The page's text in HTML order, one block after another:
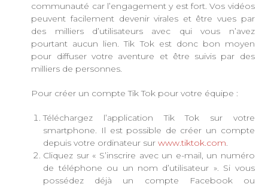
communauté car l’engagement y est fort. Vos vidéos
peuvent facilement devenir virales et être vues par
des milliers d’utilisateurs avec qui vous n’avez
pourtant aucun lien. Tik Tok est donc bon moyen
pour diffuser votre aventure et être suivis par des
milliers de personnes.
Pour créer un compte Tik Tok pour votre équipe :
Téléchargez l’application Tik Tok sur votre
smartphone. Il est possible de créer un compte
depuis votre ordinateur surwww.tiktok.com.
Cliquez sur « S’inscrire avec un e-mail, un numéro
de téléphone ou un nom d’utilisateur ». Si vous
possédez déjà un compte Facebook ou